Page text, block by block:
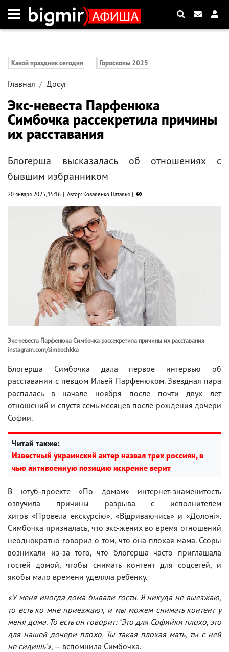
Какой праздник сегодня Гороскопы 2025
Главная Досуг
Экс-невеста Парфенюка
Симбочка рассекретила причины
их расставания
Блогерша высказалась об отношениях с
бывшим избранником
20 января 2025, 15:16 Автор: Коваленко Наталья
Экс-невеста Парфенюка Симбочка рассекретила причины их расставания
instagram.com/simbochkka
Блогерша Симбочка дала первое интервью об
расставании с певцом Ильей Парфенюком. Звездная пара
распалась в начале ноября после почти двух лет
отношений и спустя семь месяцев после рождения дочери
Софии.
Читай также:
Известный украинский актер назвал трех россиян, в
чью антивоенную позицию искренне верит
В ютуб-проекте «По домам» интернет-знаменитость
озвучила причины разрыва с исполнителем
хитов «Провела екскурсію», «Відриваючись» и «Долоні».
Симбочка призналась, что экс-жених во время отношений
неоднократно говорил о том, что она плохая мама. Ссоры
возникали из-за того, что блогерша часто приглашала
гостей домой, чтобы снимать контент для соцсетей, и
якобы мало времени уделяла ребенку.
«У меня иногда дома бывали гости. Я никуда не выезжаю,
то есть ко мне приезжают, и мы можем снимать контент у
меня дома. То есть он говорит: "Это для Софийки плохо, это
для нашей дочери плохо. Ты такая плохая мать, ты с ней
не сидишь"», — вспомнила Симбочка.